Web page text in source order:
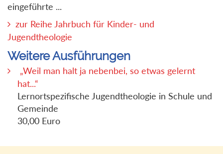
eingeführte ...
zur Reihe Jahrbuch für Kinder- und
Jugendtheologie
Weitere Ausführungen
„Weil man halt ja nebenbei, so etwas gelernt
hat...“
Lernortspezifische Jugendtheologie in Schule und
Gemeinde
30,00 Euro